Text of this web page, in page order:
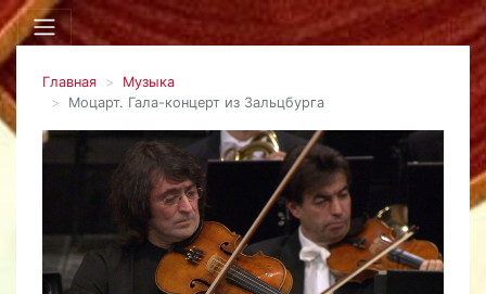
Главная
Музыка
Моцарт. Гала-концерт из Зальцбурга